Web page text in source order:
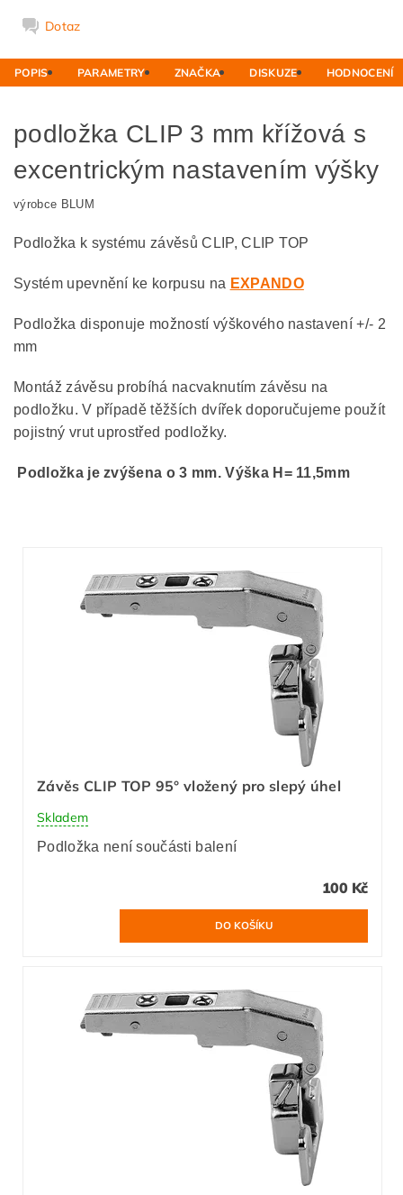
Dotaz
POPIS PARAMETRY ZNAČKA DISKUZE HODNOCENÍ
podložka CLIP 3 mm křížová s
excentrickým nastavením výšky
výrobce BLUM
Podložka k systému závěsů CLIP, CLIP TOP
Systém upevnění ke korpusu na EXPANDO
Podložka disponuje možností výškového nastavení +/- 2
mm
Montáž závěsu probíhá nacvaknutím závěsu na
podložku. V případě těžších dvířek doporučujeme použít
pojistný vrut uprostřed podložky.
Podložka je zvýšena o 3 mm. Výška H= 11,5mm
Závěs CLIP TOP 95° vložený pro slepý úhel
Skladem
Podložka není součásti balení
100 Kč